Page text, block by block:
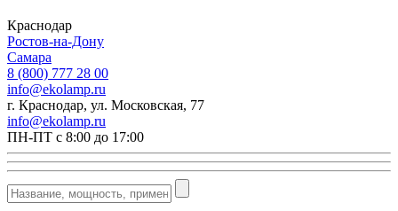
Краснодар
Ростов-на-Дону
Самара
8 (800) 777 28 00
info@ekolamp.ru
г. Краснодар, ул. Московская, 77
info@ekolamp.ru
ПН-ПТ с 8:00 до 17:00